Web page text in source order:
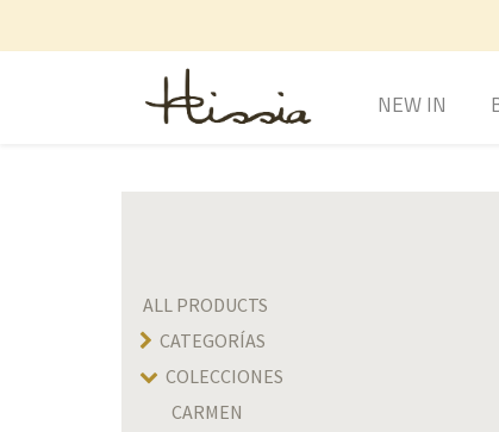
NEW IN
ALL PRODUCTS
CATEGORÍAS
COLECCIONES
CARMEN